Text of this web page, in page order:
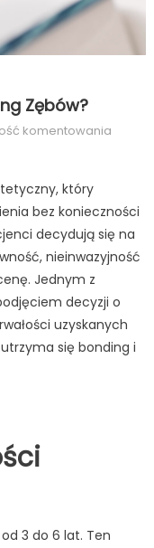
Zębów?
komentowaniaJak
który
bez konieczności
decydują się na
nieinwazyjność
Jednym z
decyzji o
uzyskanych
się bonding i
3 do 6 lat. Ten